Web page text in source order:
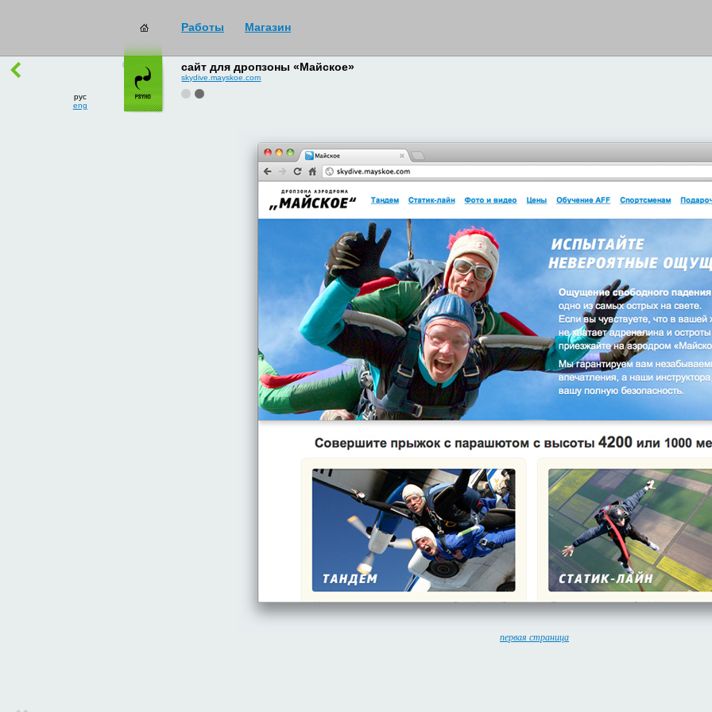
Работы Магазин
рус
eng
сайт для дропзоны «Майское»
skydive.mayskoe.com
первая страница